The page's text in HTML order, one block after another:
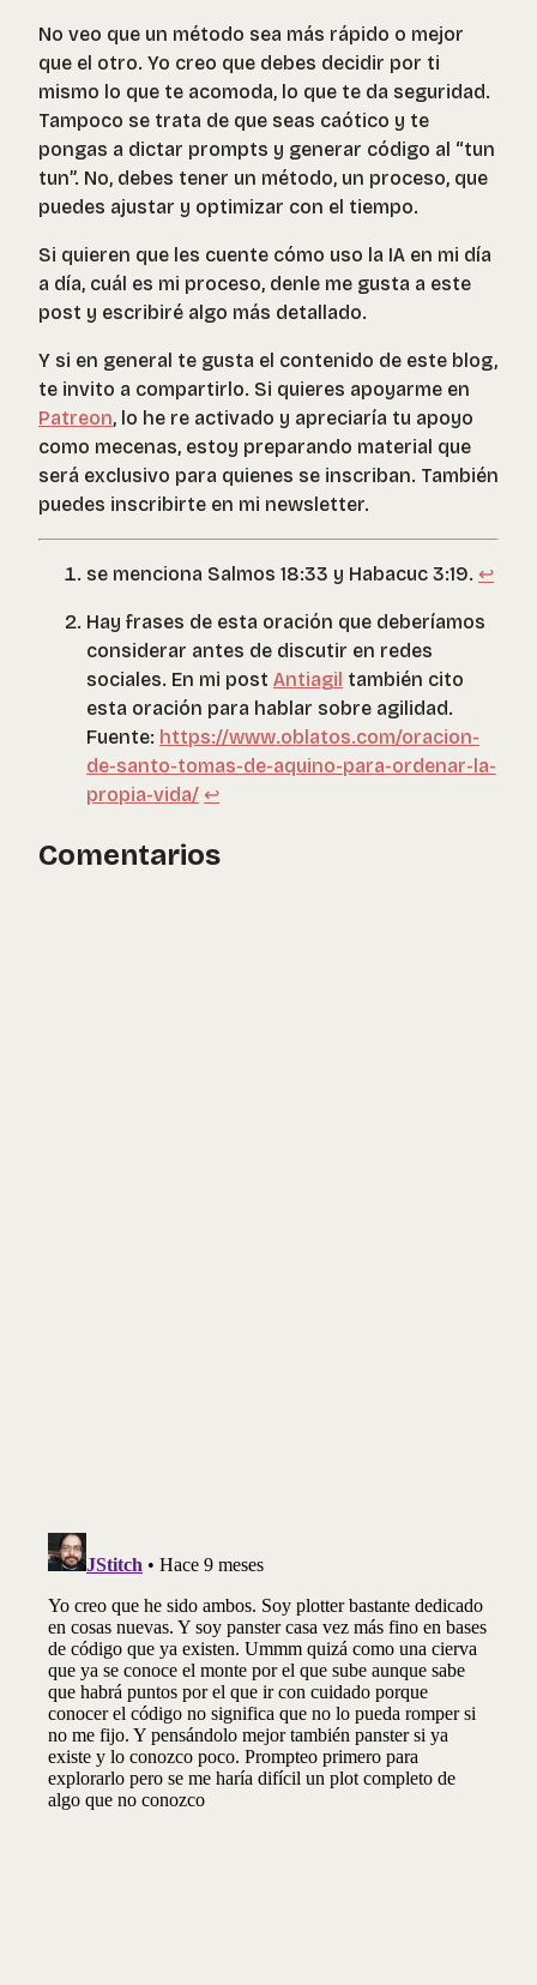
No veo que un método sea más rápido o mejor
que el otro. Yo creo que debes decidir por ti
mismo lo que te acomoda, lo que te da seguridad.
Tampoco se trata de que seas caótico y te
pongas a dictar prompts y generar código al “tun
tun”. No, debes tener un método, un proceso, que
puedes ajustar y optimizar con el tiempo.
Si quieren que les cuente cómo uso la IA en mi día
a día, cuál es mi proceso, denle me gusta a este
post y escribiré algo más detallado.
Y si en general te gusta el contenido de este blog,
te invito a compartirlo. Si quieres apoyarme en
Patreon, lo he re activado y apreciaría tu apoyo
como mecenas, estoy preparando material que
será exclusivo para quienes se inscriban. También
puedes inscribirte en mi newsletter.
se menciona Salmos 18:33 y Habacuc 3:19. ↩︎
Hay frases de esta oración que deberíamos
considerar antes de discutir en redes
sociales. En mi post Antiagil también cito
esta oración para hablar sobre agilidad.
Fuente: https://www.oblatos.com/oracion-
de-santo-tomas-de-aquino-para-ordenar-la-
propia-vida/ ↩︎
Comentarios